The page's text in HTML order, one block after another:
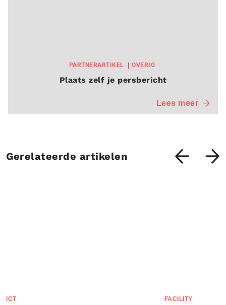
PARTNERARTIKEL OVERIG
Plaats zelf je persbericht
Lees meer
Gerelateerde artikelen
ICT FACILITY